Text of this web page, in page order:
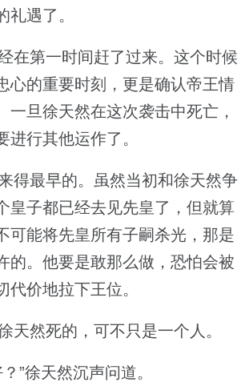
礼遇了。
在第一时间赶了过来。这个时候
心的重要时刻，更是确认帝王情
一旦徐天然在这次袭击中死亡，
进行其他运作了。
得最早的。虽然当初和徐天然争
皇子都已经去见先皇了，但就算
可能将先皇所有子嗣杀光，那是
的。他要是敢那么做，恐怕会被
代价地拉下王位。
然死的，可不只是一个人。
”徐天然沉声问道。